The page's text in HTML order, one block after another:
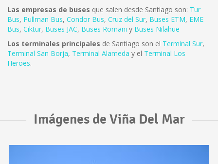
Las empresas de buses que salen desde Santiago son: Tur
Bus, Pullman Bus, Condor Bus, Cruz del Sur, Buses ETM, EME
Bus, Ciktur, Buses JAC, Buses Romani y Buses Nilahue
Los terminales principales de Santiago son el Terminal Sur,
Terminal San Borja, Terminal Alameda y el Terminal Los
Heroes.
Imágenes de Viña Del Mar